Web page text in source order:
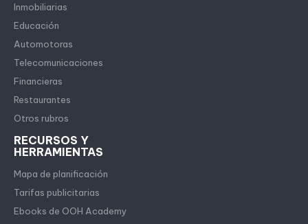
Inmobiliarias
Educación
Automotoras
Telecomunicaciones
Financieras
Restaurantes
Otros rubros
RECURSOS Y
HERRAMIENTAS
Mapa de planificación
Tarifas publicitarias
Ebooks de OOH Academy